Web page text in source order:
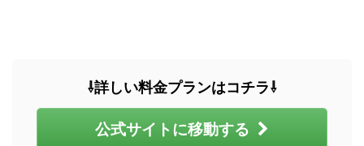
⇩詳しい料金プランはコチラ⇩
公式サイトに移動する